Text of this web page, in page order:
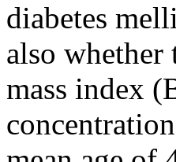
diabetes
also
mass index